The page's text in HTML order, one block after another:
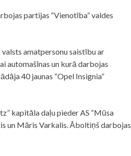
partijas “Vienotība” valdes
amatpersonu saistību ar
automašīnas un kurā darbojas
40 jaunas “Opel Insignia”
kapitāla daļu pieder AS “Mūsa
un Māris Varkalis. Āboltiņš darbojas